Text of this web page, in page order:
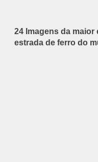
24 Imagens da
estrada de ferro do